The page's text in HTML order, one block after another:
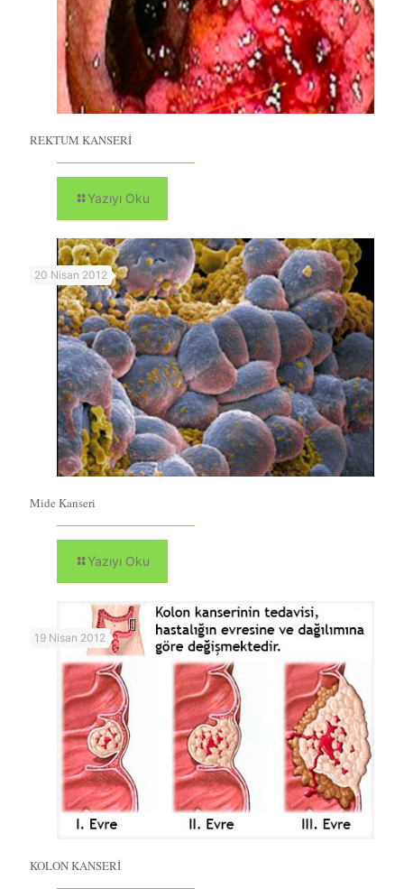
REKTUM KANSERİ
Yazıyı Oku
20 Nisan 2012
Mide Kanseri
Yazıyı Oku
19 Nisan 2012
KOLON KANSERİ